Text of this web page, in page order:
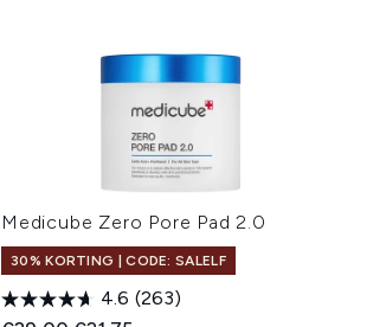
Medicube Zero Pore Pad 2.0
30% KORTING | CODE: SALELF
4.6 (263)